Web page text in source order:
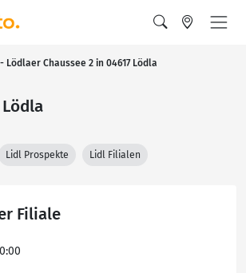
Lödlaer Chaussee 2 in 04617 Lödla
Lidl Prospekte Lidl Filialen
Filiale